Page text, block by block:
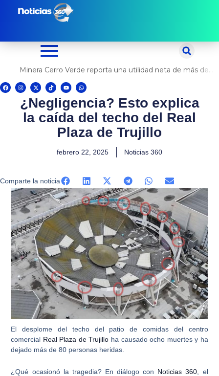
Minera Cerro Verde reporta una utilidad neta de más de US$ 500 millones
F
a
c
I
n
s
a
g
X
-
t
w
i
T
i
k
t
o
k
Y
o
u
t
u
b
e
W
h
a
t
p
p
¿Negligencia? Esto explica
la caída del techo del Real
Plaza de Trujillo
febrero 22, 2025 Noticias 360
Comparte la noticia
El desplome del techo del patio de comidas del centro
comercial Real Plaza de Trujillo ha causado ocho muertes y ha
dejado más de 80 personas heridas.
¿Qué ocasionó la tragedia? En diálogo con Noticias 360, el